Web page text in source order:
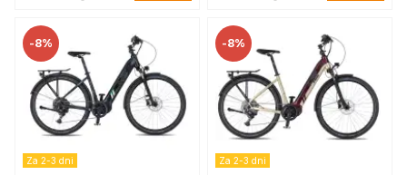
-8%
Za 2-3 dni
-8%
Za 2-3 dni